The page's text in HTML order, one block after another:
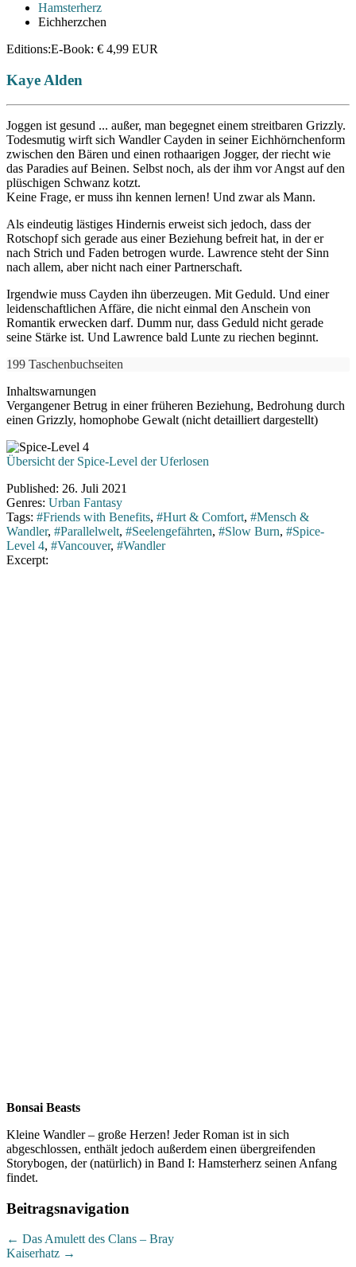
Hamsterherz
Eichherzchen
Editions:E-Book: € 4,99 EUR
Kaye Alden
Joggen ist gesund ... außer, man begegnet einem streitbaren Grizzly.
Todesmutig wirft sich Wandler Cayden in seiner Eichhörnchenform
zwischen den Bären und einen rothaarigen Jogger, der riecht wie
das Paradies auf Beinen. Selbst noch, als der ihm vor Angst auf den
plüschigen Schwanz kotzt.
Keine Frage, er muss ihn kennen lernen! Und zwar als Mann.
Als eindeutig lästiges Hindernis erweist sich jedoch, dass der
Rotschopf sich gerade aus einer Beziehung befreit hat, in der er
nach Strich und Faden betrogen wurde. Lawrence steht der Sinn
nach allem, aber nicht nach einer Partnerschaft.
Irgendwie muss Cayden ihn überzeugen. Mit Geduld. Und einer
leidenschaftlichen Affäre, die nicht einmal den Anschein von
Romantik erwecken darf. Dumm nur, dass Geduld nicht gerade
seine Stärke ist. Und Lawrence bald Lunte zu riechen beginnt.
199 Taschenbuchseiten
Inhaltswarnungen
Vergangener Betrug in einer früheren Beziehung, Bedrohung durch
einen Grizzly, homophobe Gewalt (nicht detailliert dargestellt)
Übersicht der Spice-Level der Uferlosen
Published: 26. Juli 2021
Genres: Urban Fantasy
Tags: #Friends with Benefits, #Hurt & Comfort, #Mensch &
Wandler, #Parallelwelt, #Seelengefährten, #Slow Burn, #Spice-
Level 4, #Vancouver, #Wandler
Excerpt:
Bonsai Beasts
Kleine Wandler – große Herzen! Jeder Roman ist in sich
abgeschlossen, enthält jedoch außerdem einen übergreifenden
Storybogen, der (natürlich) in Band I: Hamsterherz seinen Anfang
findet.
Beitragsnavigation
← Das Amulett des Clans – Bray
Kaiserhatz →